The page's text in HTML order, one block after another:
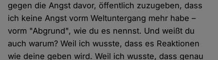
gegen die Angst davor, öffentlich zuzugeben, dass
ich keine Angst vorm Weltuntergang mehr habe –
vorm "Abgrund", wie du es nennst. Und weißt du
auch warum? Weil ich wusste, dass es Reaktionen
wie deine geben wird. Weil ich wusste, dass genau